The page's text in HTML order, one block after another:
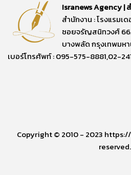
Isranews Agency |
สำนักงาน : โรงแรมเ
ซอยจรัญสนิทวงศ์
บางพลัด กรุงเทพมห
เบอร์โทรศัพท์ : 095-575-8881,02-
Copyright © 2010 - 2023
reserved.